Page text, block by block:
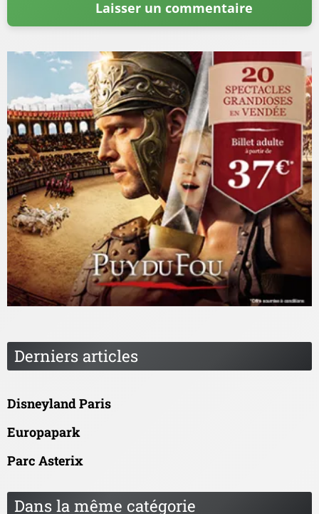
Derniers articles
Disneyland Paris
Europapark
Parc Asterix
Dans la même catégorie